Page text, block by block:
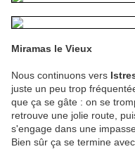
Miramas le Vieux
Nous continuons vers
juste un peu trop
que ça se gâte : on se
retrouve une jolie route,
s'engage dans une
Bien sûr ça se termine